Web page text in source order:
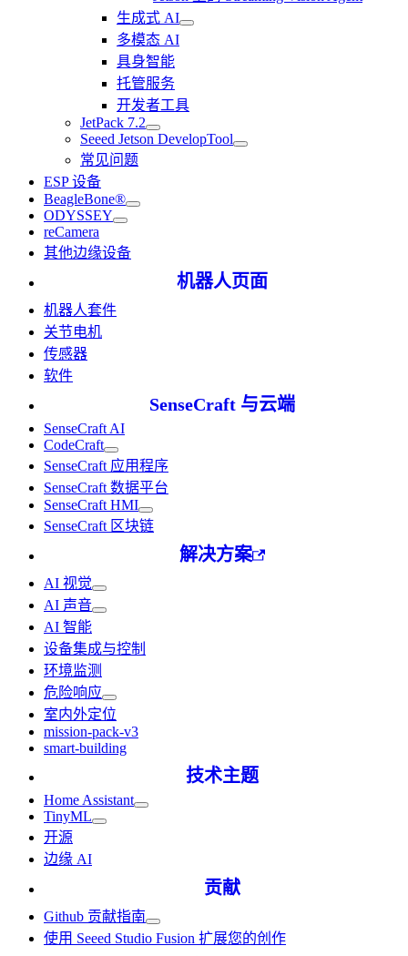
生成式 AI
多模态 AI
具身智能
托管服务
开发者工具
JetPack 7.2
Seeed Jetson DevelopTool
常见问题
ESP 设备
BeagleBone®
ODYSSEY
reCamera
其他边缘设备
机器人页面
机器人套件
关节电机
传感器
软件
SenseCraft 与云端
SenseCraft AI
CodeCraft
SenseCraft 应用程序
SenseCraft 数据平台
SenseCraft HMI
SenseCraft 区块链
解决方案
AI 视觉
AI 声音
AI 智能
设备集成与控制
环境监测
危险响应
室内外定位
mission-pack-v3
smart-building
技术主题
Home Assistant
TinyML
开源
边缘 AI
贡献
Github 贡献指南
使用 Seeed Studio Fusion 扩展您的创作